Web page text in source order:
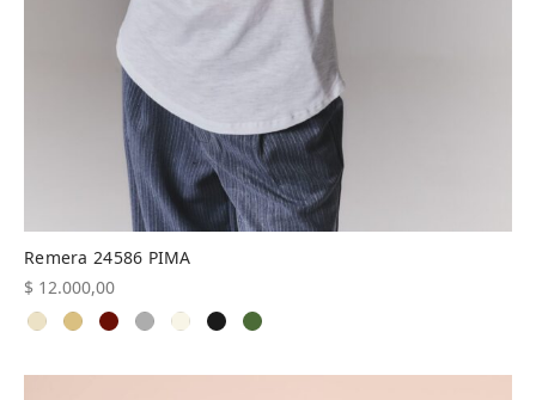
Remera 24586 PIMA
$ 12.000,00